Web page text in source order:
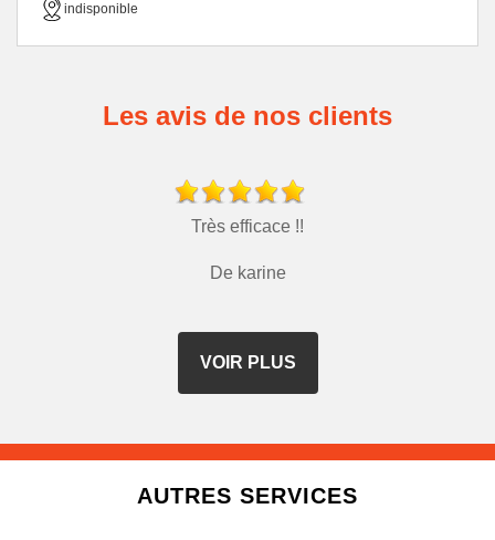
indisponible
Les avis de nos clients
Très efficace !!
De karine
VOIR PLUS
AUTRES SERVICES